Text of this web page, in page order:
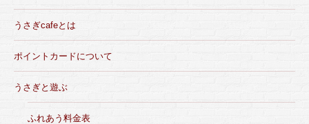
うさぎcafeとは
ポイントカードについて
うさぎと遊ぶ
ふれあう料金表